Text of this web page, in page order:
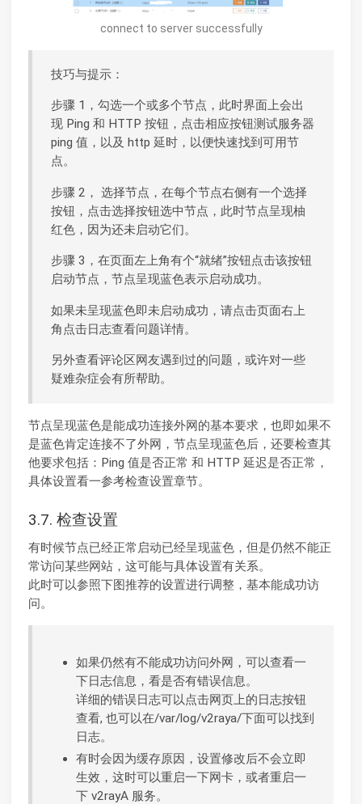
connect to server successfully
技巧与提示：
步骤 1，勾选一个或多个节点，此时界面上会出
现 Ping 和 HTTP 按钮，点击相应按钮测试服务器
ping 值，以及 http 延时，以便快速找到可用节
点。
步骤 2， 选择节点，在每个节点右侧有一个选择
按钮，点击选择按钮选中节点，此时节点呈现柚
红色，因为还未启动它们。
步骤 3，在页面左上角有个“就绪”按钮点击该按钮
启动节点，节点呈现蓝色表示启动成功。
如果未呈现蓝色即未启动成功，请点击页面右上
角点击日志查看问题详情。
另外查看评论区网友遇到过的问题，或许对一些
疑难杂症会有所帮助。
节点呈现蓝色是能成功连接外网的基本要求，也即如果不
是蓝色肯定连接不了外网，节点呈现蓝色后，还要检查其
他要求包括：Ping 值是否正常 和 HTTP 延迟是否正常，
具体设置看一参考检查设置章节。
3.7. 检查设置
有时候节点已经正常启动已经呈现蓝色，但是仍然不能正
常访问某些网站，这可能与具体设置有关系。
此时可以参照下图推荐的设置进行调整，基本能成功访
问。
如果仍然有不能成功访问外网，可以查看一
下日志信息，看是否有错误信息。
详细的错误日志可以点击网页上的日志按钮
查看, 也可以在/var/log/v2raya/下面可以找到
日志。
有时会因为缓存原因，设置修改后不会立即
生效，这时可以重启一下网卡，或者重启一
下 v2rayA 服务。